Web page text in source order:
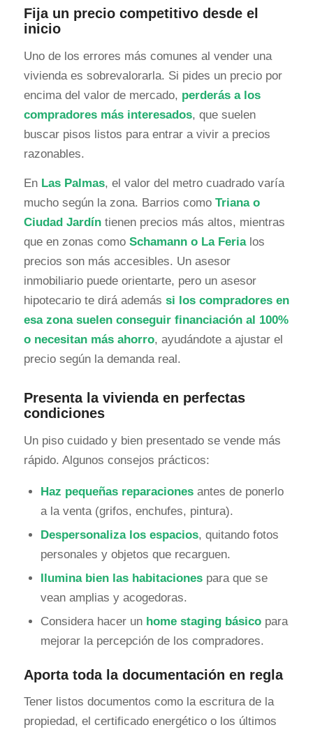
Fija un precio competitivo desde el
inicio
Uno de los errores más comunes al vender una
vivienda es sobrevalorarla. Si pides un precio por
encima del valor de mercado, perderás a los
compradores más interesados, que suelen
buscar pisos listos para entrar a vivir a precios
razonables.
En Las Palmas, el valor del metro cuadrado varía
mucho según la zona. Barrios como Triana o
Ciudad Jardíntienen precios más altos, mientras
que en zonas como Schamann o La Ferialos
precios son más accesibles. Un asesor
inmobiliario puede orientarte, pero un asesor
hipotecario te dirá además si los compradores en
esa zona suelen conseguir financiación al 100%
o necesitan más ahorro, ayudándote a ajustar el
precio según la demanda real.
Presenta la vivienda en perfectas
condiciones
Un piso cuidado y bien presentado se vende más
rápido. Algunos consejos prácticos:
Haz pequeñas reparacionesantes de ponerlo
a la venta (grifos, enchufes, pintura).
Despersonaliza los espacios, quitando fotos
personales y objetos que recarguen.
Ilumina bien las habitacionespara que se
vean amplias y acogedoras.
Considera hacer un home staging básicopara
mejorar la percepción de los compradores.
Aporta toda la documentación en regla
Tener listos documentos como la escritura de la
propiedad, el certificado energético o los últimos